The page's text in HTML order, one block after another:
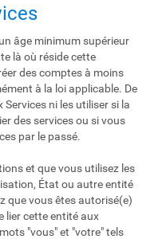
âge minimum supérieur
là où réside cette
des comptes à moins
à la loi applicable. De
ni les utiliser si la
des services ou si vous
par le passé.
et que vous utilisez les
État ou autre entité
que vous êtes autorisé(e)
lier cette entité aux
"vous" et "votre" tels